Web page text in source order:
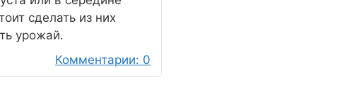
сделать из них
урожай.
Комментарии: 0